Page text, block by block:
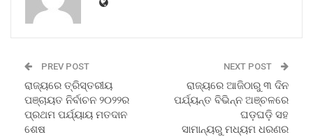
PREV POST
ରାଜ୍ୟରେ ତ୍ରିସ୍ତରୀୟ
ପଞ୍ଚାୟତ ନିର୍ବାଚନ ୨୦୨୨ର
ପ୍ରଥମ ପର୍ଯ୍ୟାୟ ମତଦାନ
ଶେଷ
NEXT POST
ରାଜ୍ୟରେ ଆଜିଠାରୁ ୩ ଦିନ
ପର୍ଯ୍ୟନ୍ତ ବିଭିନ୍ନ ଅଞ୍ଚଳରେ
ଘଡ଼ଘଡ଼ି ସହ
ସାମାନ୍ୟରୁ ମଧ୍ୟମ ଧରଣର